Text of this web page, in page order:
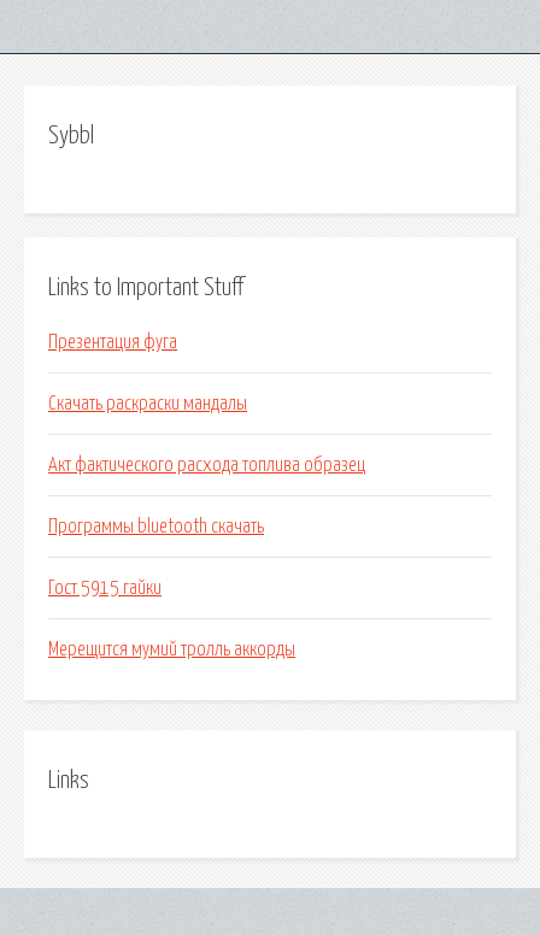
Sybbl
Links to Important Stuff
Презентация фуга
Скачать раскраски мандалы
Акт фактического расхода топлива образец
Программы bluetooth скачать
Гост 5915 гайки
Мерещится мумий тролль аккорды
Links